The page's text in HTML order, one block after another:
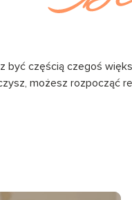
być częścią czegoś
możesz rozpocząć